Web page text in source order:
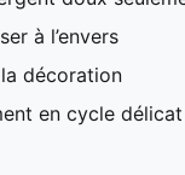
à l’envers
décoration
en cycle délicat